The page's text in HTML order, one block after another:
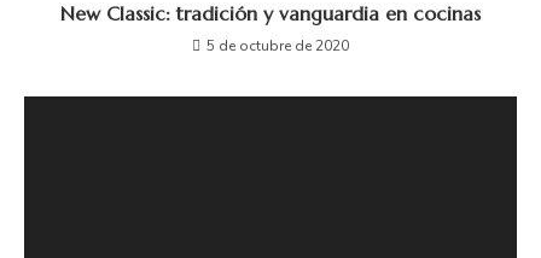
New Classic: tradición y vanguardia en cocinas
5 de octubre de 2020